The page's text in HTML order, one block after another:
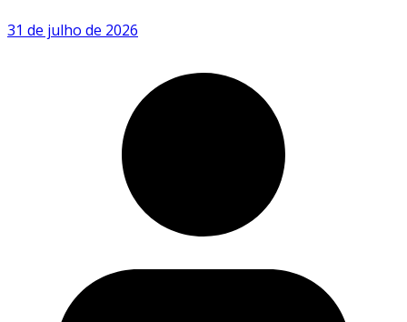
31 de julho de 2026